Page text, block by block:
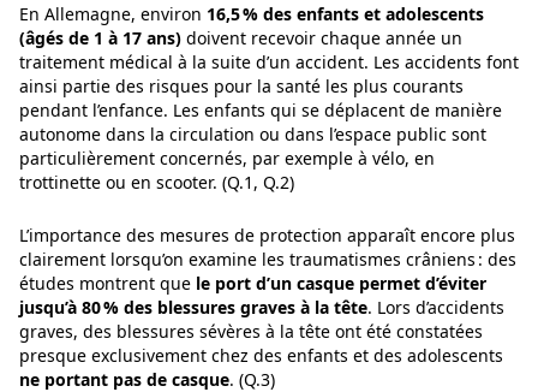
En Allemagne, environ 16,5 % des enfants et adolescents
(âgés de 1 à 17 ans) doivent recevoir chaque année un
traitement médical à la suite d’un accident. Les accidents font
ainsi partie des risques pour la santé les plus courants
pendant l’enfance. Les enfants qui se déplacent de manière
autonome dans la circulation ou dans l’espace public sont
particulièrement concernés, par exemple à vélo, en
trottinette ou en scooter. (Q.1, Q.2)
L’importance des mesures de protection apparaît encore plus
clairement lorsqu’on examine les traumatismes crâniens : des
études montrent que le port d’un casque permet d’éviter
jusqu’à 80 % des blessures graves à la tête. Lors d’accidents
graves, des blessures sévères à la tête ont été constatées
presque exclusivement chez des enfants et des adolescents
ne portant pas de casque. (Q.3)